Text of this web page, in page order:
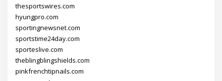
thesportswires.com
hyungpro.com
sportingnewsnet.com
sportstime24day.com
sporteslive.com
theblingblingshields.com
pinkfrenchtipnails.com